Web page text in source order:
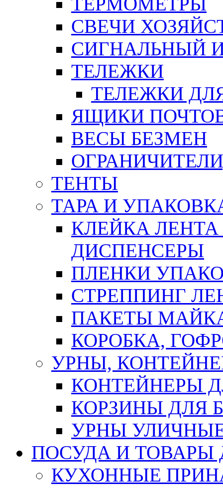
СВЕЧИ
СИГНАЛЬНЫЙ
ТЕЛЕЖКИ
ТЕЛЕЖКИ
ЯЩИКИ
ВЕСЫ БЕЗМЕН
ТЕНТЫ
ТАРА И
КЛЕЙКА
ДИСПЕНСЕРЫ
ПЛЕНКИ
СТРЕППИНГ
ПАКЕТЫ
КОРОБКА,
УРНЫ,
КОНТЕЙНЕРЫ
КОРЗИНЫ ДЛЯ
УРНЫ
ПОСУДА И ТОВАРЫ
КУХОННЫЕ